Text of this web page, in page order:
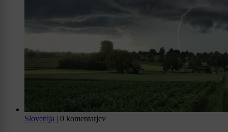
Slovenija | 0 komentarjev